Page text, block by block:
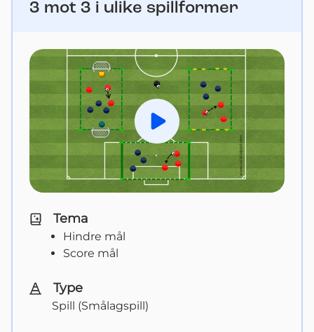
3 mot 3 i ulike spillformer
Spill av
Tema
Hindre mål
Score mål
Type
Spill (Smålagspill)